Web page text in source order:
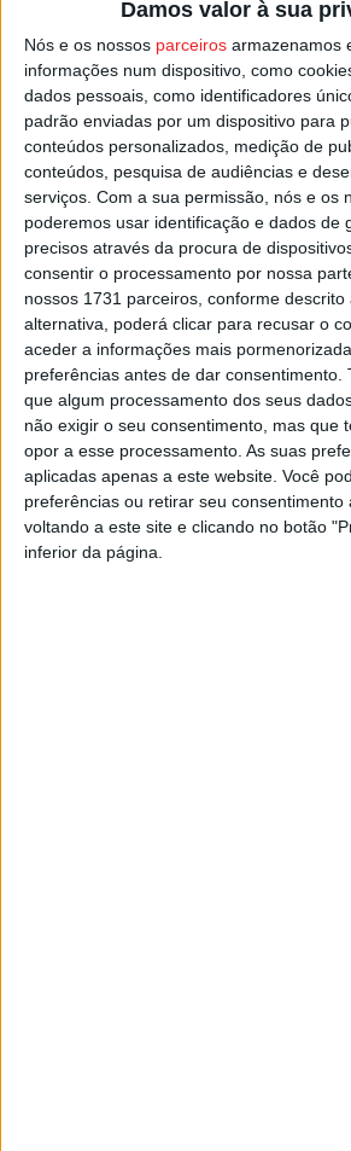
Damos valor à sua
Nós e os nossos parceiros armazenamos
informações num dispositivo, como
dados pessoais, como identificadores
padrão enviadas por um dispositivo para
conteúdos personalizados, medição de
conteúdos, pesquisa de audiências e
serviços. Com a sua permissão, nós e os
poderemos usar identificação e dados de
precisos através da procura de
consentir o processamento por nossa
nossos 1731 parceiros, conforme descrito
alternativa, poderá clicar para recusar o
aceder a informações mais
preferências antes de dar consentimento.
que algum processamento dos seus
não exigir o seu consentimento, mas que
opor a esse processamento. As suas
aplicadas apenas a este website. Você
preferências ou retirar seu
voltando a este site e clicando no botão
inferior da página.
território”, salienta o Presidente da
Viseu, Dr. Fernando Ruas. “As Festas
são uma das joias da nossa agenda
especial agrado que registo todas
na comunidade para a sua
autarca.
Sábado à noite,dia 18, está
concurso dasMarchas dos Santos
com cerca de 700 participantes. Pelas
de marchantesdesfilarão pela
à Praça da República, mostrando os
coreografias.
Domingo,dia 19, asCavalhadas de
rumam ao centro da cidade para
tradição, com a célebre “Dança da
eleito para 2022 é “A Paz”.